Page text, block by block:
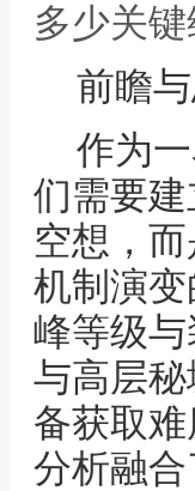
多少关
前瞻
作为
们需要
空想，
机制演
峰等级
与高层
备获取
分析融